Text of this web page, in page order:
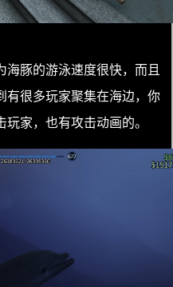
海豚的游泳速度很快，而且
有很多玩家聚集在海边，你
家，也有攻击动画的。